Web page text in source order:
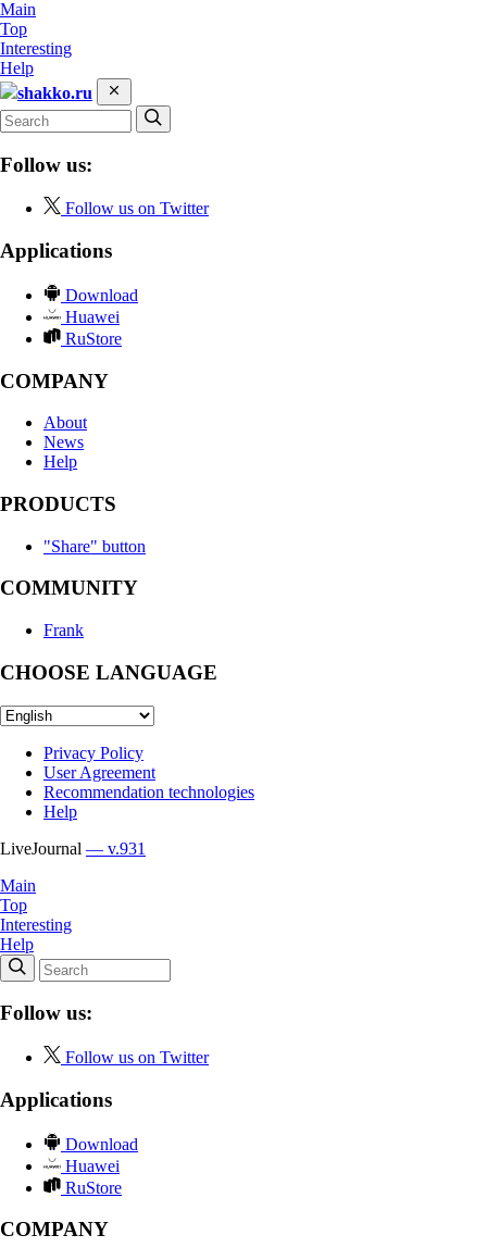
Main
Top
Interesting
Help
shakko.ru
Follow us:
Follow us on Twitter
Applications
Download
Huawei
RuStore
COMPANY
About
News
Help
PRODUCTS
"Share" button
COMMUNITY
Frank
CHOOSE LANGUAGE
Privacy Policy
User Agreement
Recommendation technologies
Help
LiveJournal — v.931
Main
Top
Interesting
Help
Follow us:
Follow us on Twitter
Applications
Download
Huawei
RuStore
COMPANY